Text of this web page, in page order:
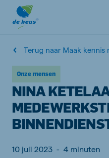
Terug naar Maak kennis
Onze mensen
NINA
10 juli 2023 - 4 minuten